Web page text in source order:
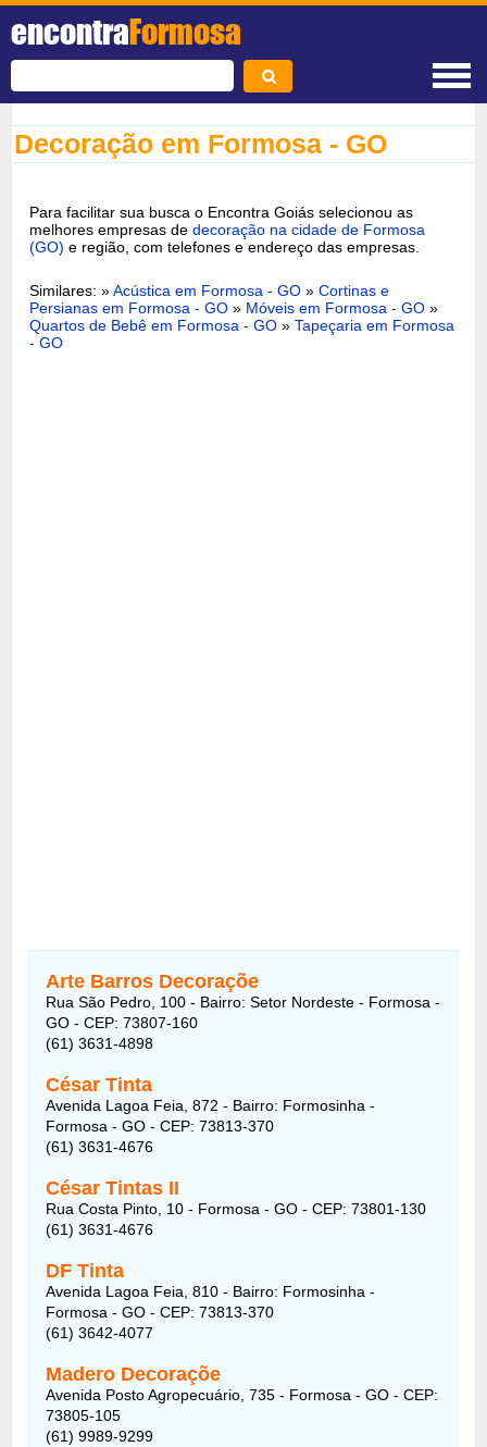
encontraFormosa
Decoração em Formosa - GO
Para facilitar sua busca o Encontra Goiás selecionou as
melhores empresas dedecoração na cidade de Formosa
(GO) e região, com telefones e endereço das empresas.
Similares: »Acústica em Formosa - GO »Cortinas e
Persianas em Formosa - GO » Móveis em Formosa - GO »
Quartos de Bebê em Formosa - GO »Tapeçaria em Formosa
- GO
Arte Barros Decoraçõe
Rua São Pedro, 100 - Bairro: Setor Nordeste - Formosa -
GO - CEP: 73807-160
(61) 3631-4898
César Tinta
Avenida Lagoa Feia, 872 - Bairro: Formosinha -
Formosa - GO - CEP: 73813-370
(61) 3631-4676
César Tintas II
Rua Costa Pinto, 10 - Formosa - GO - CEP: 73801-130
(61) 3631-4676
DF Tinta
Avenida Lagoa Feia, 810 - Bairro: Formosinha -
Formosa - GO - CEP: 73813-370
(61) 3642-4077
Madero Decoraçõe
Avenida Posto Agropecuário, 735 - Formosa - GO - CEP:
73805-105
(61) 9989-9299